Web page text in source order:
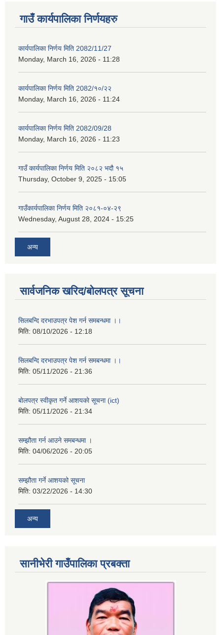
गाउँ कार्यपालिका निर्णयहरु
कार्यपालिका निर्णय मिति 2082/11/27
Monday, March 16, 2026 - 11:28
कार्यपालिका निर्णय मिति 2082/१०/२२
Monday, March 16, 2026 - 11:24
कार्यपालिका निर्णय मिति 2082/09/28
Monday, March 16, 2026 - 11:23
गाउँ कार्यपालिका निर्णय मिति २०८२ भदौ १५
Thursday, October 9, 2025 - 15:05
गाउँकार्यपालिका निर्णय मिति २०८१-०४-२९
Wednesday, August 28, 2024 - 15:25
अन्य
सार्वजनिक खरिद/बोलपत्र सूचना
सिलबन्दि दरभाउपत्र पेश गर्न समबन्धमा ।।
मिति: 08/10/2026 - 12:18
सिलबन्दि दरभाउपत्र पेश गर्न समबन्धमा ।।
मिति: 05/11/2026 - 21:36
बाेलपत्र स्वीकृत गर्ने आशयकाे सूचना (ict)
मिति: 05/11/2026 - 21:34
सम्झौता गर्न आउने समबन्धमा ।
मिति: 04/06/2026 - 20:05
सम्झौता गर्ने आशयको सूचना
मिति: 03/22/2026 - 14:30
अन्य
सानीभेरी गाउँपालिका प्रबक्ता